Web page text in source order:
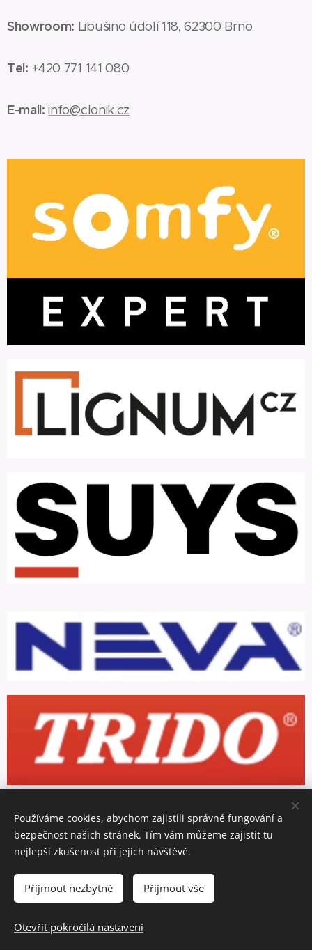
Showroom: Libušino údolí 118, 62300 Brno
Tel: +420 771 141 080
E-mail:info@clonik.cz
© 2021 CLONÍK s.r.o.
Používáme cookies, abychom zajistili správné fungování a
bezpečnost našich stránek. Tím vám můžeme zajistit tu
nejlepší zkušenost při jejich návštěvě.
Přijmout nezbytné Přijmout vše
Otevřít pokročilá nastavení